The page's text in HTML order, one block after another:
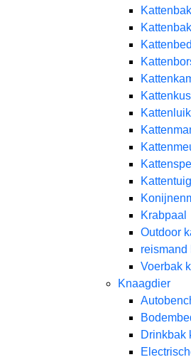
Kattenbak
Kattenbed
Kattenluik
Krabpaal​
Outdoor
reismand
Voerbak
Knaagdier
Drinkbak